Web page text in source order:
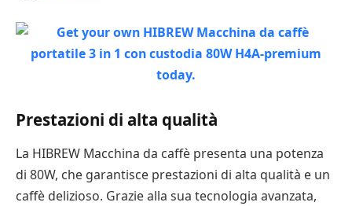
Prestazioni di alta qualità
La HIBREW Macchina da caffè presenta una potenza
di 80W, che garantisce prestazioni di alta qualità e un
caffè delizioso. Grazie alla sua tecnologia avanzata,